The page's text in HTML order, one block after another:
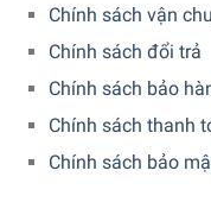
Chính sách vận
Chính sách đổi trả
Chính sách bảo
Chính sách thanh
Chính sách bảo